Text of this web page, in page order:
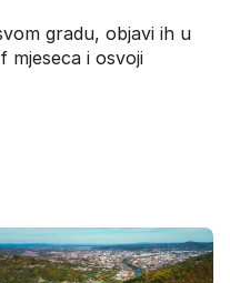
gradu, objavi ih u
mjeseca i osvoji